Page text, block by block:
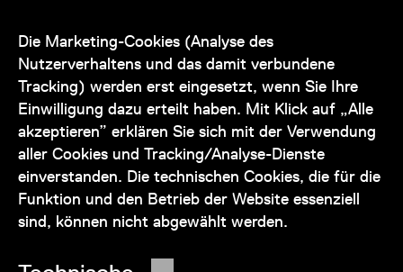
Die Marketing-Cookies (Analyse des
Nutzerverhaltens und das damit verbundene
Tracking) werden erst eingesetzt, wenn Sie Ihre
Einwilligung dazu erteilt haben. Mit Klick auf „Alle
akzeptieren” erklären Sie sich mit der Verwendung
aller Cookies und Tracking/Analyse-Dienste
einverstanden. Die technischen Cookies, die für die
Funktion und den Betrieb der Website essenziell
sind, können nicht abgewählt werden.
zu den Öffnungszeiten des Museums
auch telefonisch zur Verfügung:
+43 1 505 87 47 85173
service@wienmuseum.at
© 2026 Wien Museum